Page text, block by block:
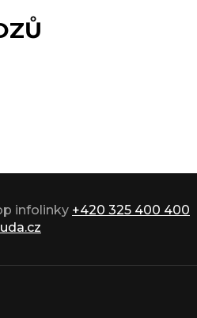
infolinky +420 325 400 400